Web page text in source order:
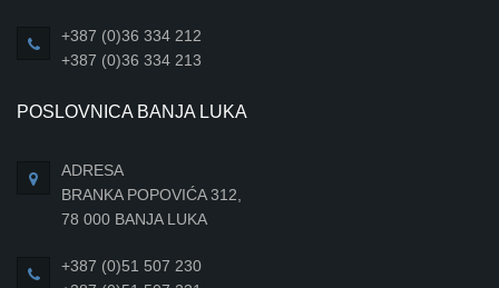
+387 (0)36 334 212
+387 (0)36 334 213
POSLOVNICA BANJA LUKA
ADRESA
BRANKA POPOVIĆA 312,
78 000 BANJA LUKA
+387 (0)51 507 230